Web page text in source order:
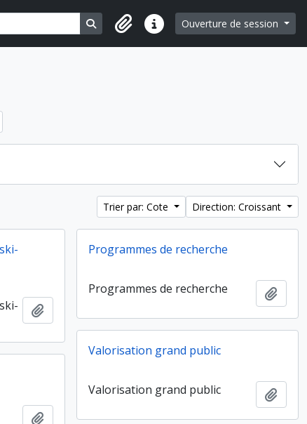
Search in browse page
Liens rapidesOuverture de session
Trier par: Cote Direction: Croissant
Ajouter au presse-papier
Programmes de recherche
Programmes de recherche
Valorisation grand public
Valorisation grand public
Ajouter au presse-papier